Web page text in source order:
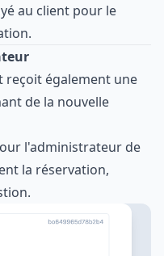
au client pour le
reçoit également une
de la nouvelle
l'administrateur de
la réservation,